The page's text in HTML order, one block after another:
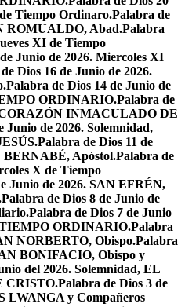
Tiempo Ordinaro.Palabra de
ROMUALDO, Abad.Palabra
XI de Tiempo
Junio de 2026. Miercoles XI
Dios 16 de Junio de 2026.
Palabra de Dios 14 de Junio de
ORDINARIO.Palabra de
CORAZÓN INMACULADO DE
Junio de 2026. Solemnidad,
Palabra de Dios 11 de
BERNABÉ, Apóstol.Palabra de
X de Tiempo
Junio de 2026. SAN EFRÉN,
Palabra de Dios 8 de Junio de
Palabra de Dios 7 de Junio
ORDINARIO.Palabra
NORBERTO, Obispo.Palabra
BONIFACIO, Obispo y
del 2026. Solemnidad, EL
CRISTO.Palabra de Dios 3 de
LWANGA y Compañeros